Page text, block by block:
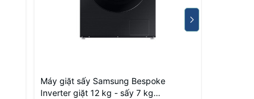
Máy giặt sấy Samsung Bespoke
Inverter giặt 12 kg - sấy 7 kg